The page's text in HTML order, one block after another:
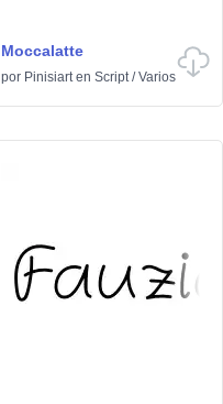
Moccalatte
por Pinisiarten Script/Varios